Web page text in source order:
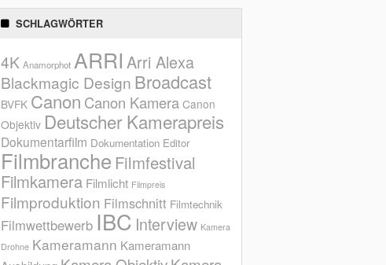
SCHLAGWÖRTER
4K Anamorphot ARRI Arri Alexa
Blackmagic Design Broadcast
BVFK Canon Canon Kamera Canon
Objektiv Deutscher Kamerapreis
Dokumentarfilm Dokumentation Editor
Filmbranche Filmfestival
Filmkamera Filmlicht Filmpreis
Filmproduktion Filmschnitt Filmtechnik
Filmwettbewerb IBC Interview Kamera
Drohne Kameramann Kameramann